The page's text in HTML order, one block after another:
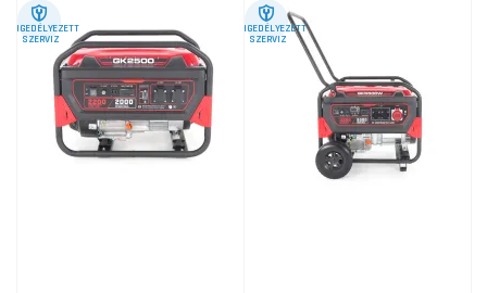
ENGEDÉLYEZETT
SZERVIZ
ENGEDÉLYEZETT
SZERVIZ